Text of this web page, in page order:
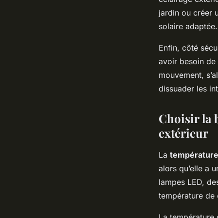
jardin ou créer
solaire adaptée.
Enfin, côté
avoir besoin de
mouvement,
dissuader les
Choisir la
extérieur
La
alors qu’elle a
lampes LED,
température de